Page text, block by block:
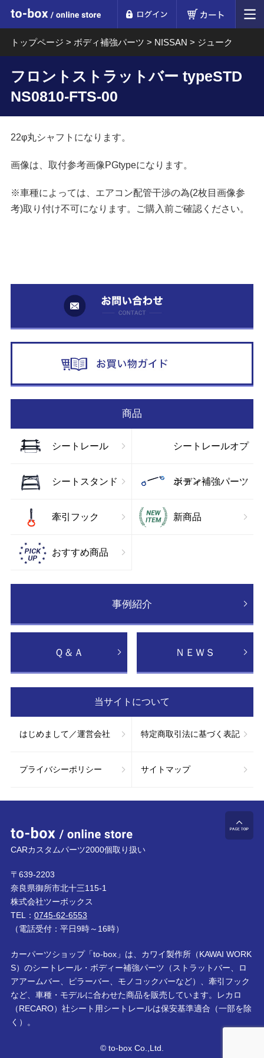
to-box online store
トップページ > ボディ補強パーツ > NISSAN > ジューク
フロントストラットバー typeSTD
NS0810-FTS-00
22φ丸シャフトになります。
画像は、取付参考画像PGtypeになります。
※車種によっては、エアコン配管干渉の為(2枚目画像参
考)取り付け不可になります。ご購入前ご確認ください。
商品
シートレール シートレールオプ
ション
シートスタンド ボディ補強パーツ
牽引フック 新商品
おすすめ商品
事例紹介
Ｑ＆Ａ ＮＥＷＳ
当サイトについて
はじめまして／運営会社 特定商取引法に基づく表記
プライバシーポリシー サイトマップ
to-box online store
CARカスタムパーツ2000個取り扱い
〒639-2203
奈良県御所市北十三115-1
株式会社ツーボックス
TEL： 0745-62-6553
（電話受付：平日9時～16時）
カーパーツショップ「to-box」は、カワイ製作所（KAWAI WORK
S）のシートレール・ボディー補強パーツ（ストラットバー、ロ
アアームバー、ピラーバー、モノコックバーなど）、牽引フック
など、車種・モデルに合わせた商品を販売しています。レカロ
（RECARO）社シート用シートレールは保安基準適合（一部を除
く）。
© to-box Co.,Ltd.